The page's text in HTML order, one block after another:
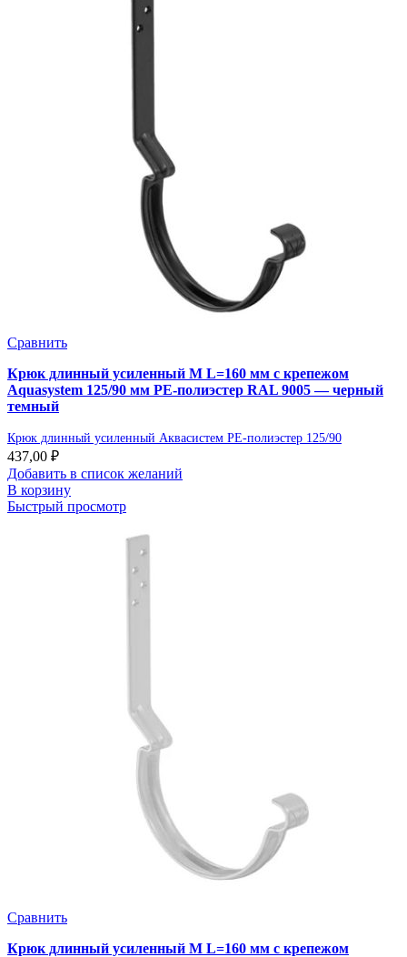
Сравнить
Крюк длинный усиленный М L=160 мм с крепежом
Aquasystem 125/90 мм PE-полиэстер RAL 9005 — черный
темный
Крюк длинный усиленный Аквасистем PE-полиэстер 125/90
437,00 ₽
Добавить в список желаний
В корзину
Быстрый просмотр
Сравнить
Крюк длинный усиленный М L=160 мм с крепежом